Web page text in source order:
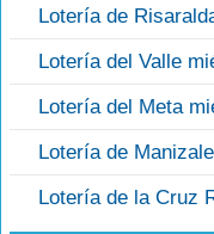
Lotería de
Lotería del Valle
Lotería del Meta
Lotería de
Lotería de la Cruz